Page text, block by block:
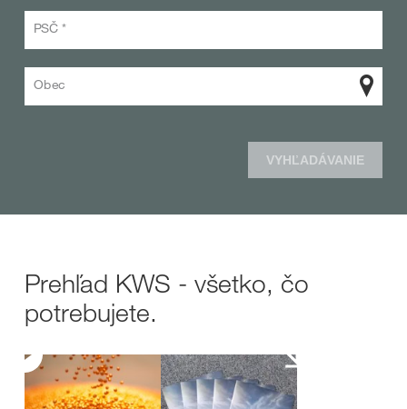
PSČ *
Obec
VYHĽADÁVANIE
Prehľad KWS - všetko, čo
potrebujete.